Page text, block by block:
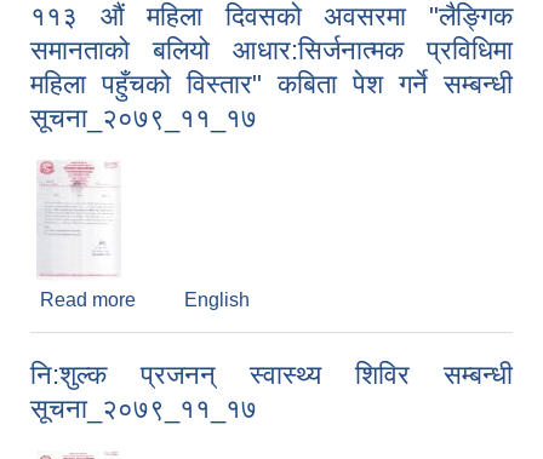
११३ औं महिला दिवसको अवसरमा "लैङ्गिक
समानताको बलियो आधार:सिर्जनात्मक प्रविधिमा
महिला पहुँचको विस्तार" कबिता पेश गर्ने सम्बन्धी
सूचना_२०७९_११_१७
Read more about ११३ औं महिला दिवसको अवसरमा "लैङ्गिक
सूचना_२०७९_११_१७
English
नि:शुल्क प्रजनन् स्वास्थ्य शिविर सम्बन्धी
सूचना_२०७९_११_१७